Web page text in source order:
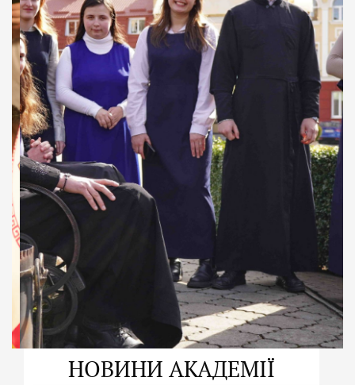
ДУХОВНО СИЛЬНІ!
ВПБА — спільнота, де
формується
покликання
Читати більше
НОВИНИ АКАДЕМІЇ